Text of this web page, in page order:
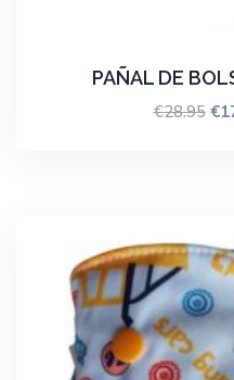
PAÑAL DE
€28.95 €